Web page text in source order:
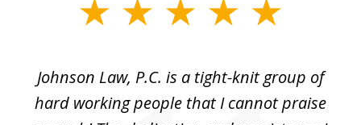
11Johnson Law, P.C. is a tight-knit group of
hard working people that I cannot praise